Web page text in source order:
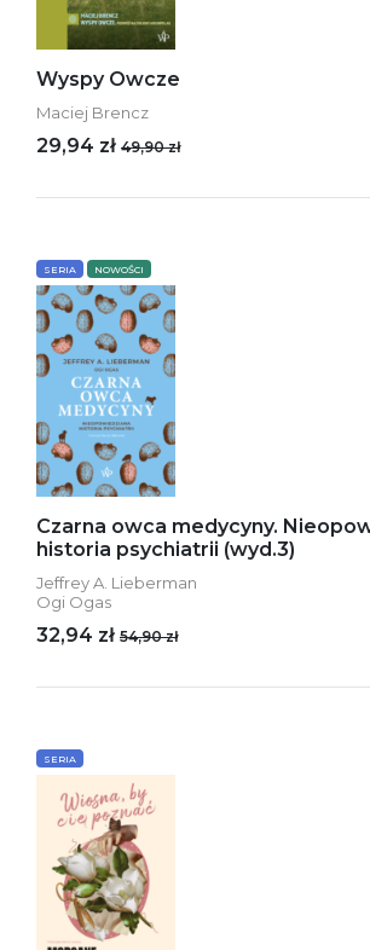
Wyspy Owcze
Maciej Brencz
29,94 zł 49,90 zł
SERIA NOWOŚCI
Czarna owca medycyny.
historia psychiatrii (wyd.3)
Jeffrey A. Lieberman
Ogi Ogas
32,94 zł 54,90 zł
SERIA